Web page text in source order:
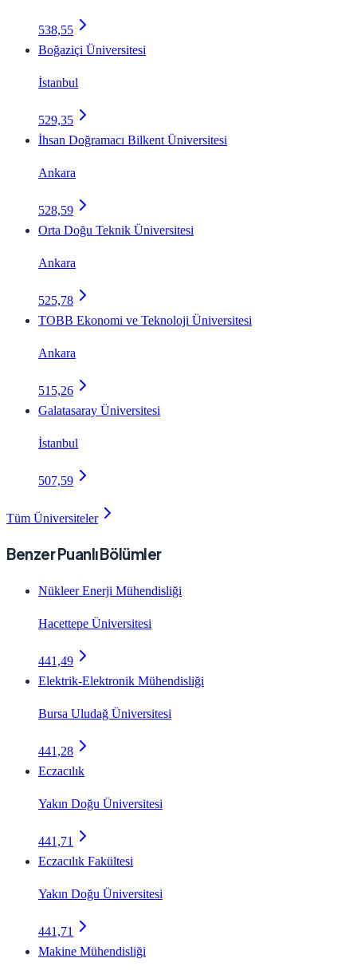
538,55
Boğaziçi Üniversitesi
İstanbul
529,35
İhsan Doğramacı Bilkent Üniversitesi
Ankara
528,59
Orta Doğu Teknik Üniversitesi
Ankara
525,78
TOBB Ekonomi ve Teknoloji Üniversitesi
Ankara
515,26
Galatasaray Üniversitesi
İstanbul
507,59
Tüm Üniversiteler
Benzer Puanlı Bölümler
Nükleer Enerji Mühendisliği
Hacettepe Üniversitesi
441,49
Elektrik-Elektronik Mühendisliği
Bursa Uludağ Üniversitesi
441,28
Eczacılık
Yakın Doğu Üniversitesi
441,71
Eczacılık Fakültesi
Yakın Doğu Üniversitesi
441,71
Makine Mühendisliği